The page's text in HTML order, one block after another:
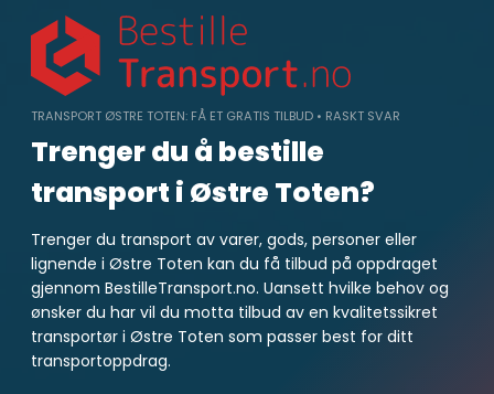
content
TRANSPORT ØSTRE TOTEN: FÅ ET GRATIS TILBUD • RASKT SVAR
Trenger du å bestille
transport i Østre Toten?
Trenger du transport av varer, gods, personer eller
lignende i Østre Toten kan du få tilbud på oppdraget
gjennom BestilleTransport.no. Uansett hvilke behov og
ønsker du har vil du motta tilbud av en kvalitetssikret
transportør i Østre Toten som passer best for ditt
transportoppdrag.